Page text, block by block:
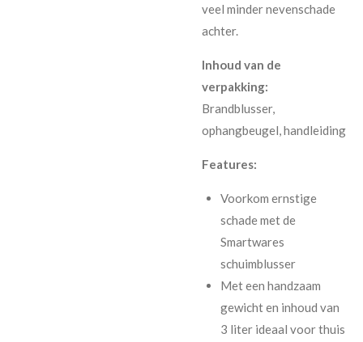
veel minder nevenschade
achter.
Inhoud van de
verpakking:
Brandblusser,
ophangbeugel, handleiding
Features:
Voorkom ernstige
schade met de
Smartwares
schuimblusser
Met een handzaam
gewicht en inhoud van
3 liter ideaal voor thuis